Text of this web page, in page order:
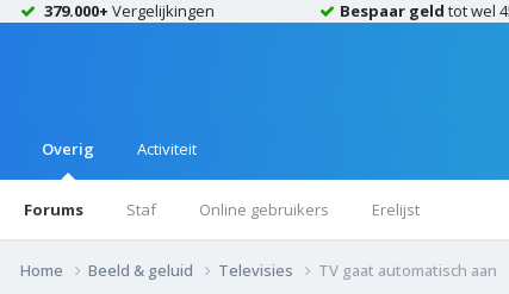
379.000+ Vergelijkingen Bespaar geld tot wel
Overig
Forums Staf Online gebruikers Erelijst
Activiteit
Home Beeld & geluid Televisies TV gaat automatisch aan